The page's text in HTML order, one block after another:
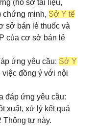
(hồ sơ tài liệu,
chứng minh, Sở Y tế
sở bán lẻ thuốc và
của cơ sở bán lẻ
ứng yêu cầu: Sở Y
việc đồng ý với nội
đáp ứng yêu cầu:
xuất, xử lý kết quả
Thông tư này.